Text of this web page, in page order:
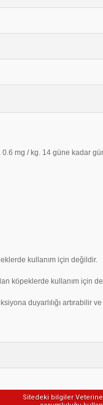
mg / kg. 14 güne kadar
kullanım için değildir.
köpeklerde kullanım için
duyarlılığı artırabilir
Sitedeki bilgiler